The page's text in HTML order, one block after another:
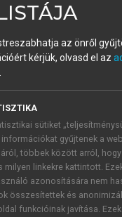
vagy hozz létre
után apróbaidőszak
SAJÁT FIÓKKAL
LÉTREHOZÁSA
hozzáférés
az önről
kérjük, olvasd el az
sütiket
információkat gyűjtenek a
többek között arról,
milyen linkekre kattintott.
azonosítására nem
összesítettek és
funkcióinak javítása.